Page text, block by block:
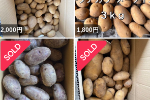
2,000円 1,800円